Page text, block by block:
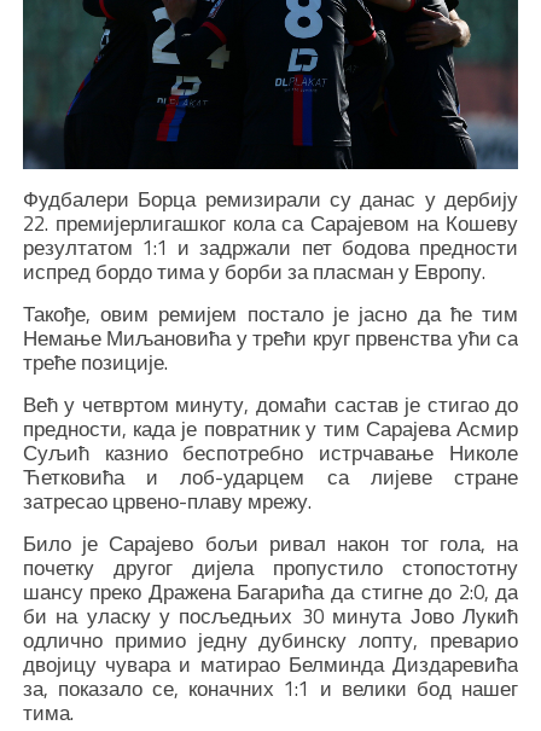
Фудбалери Борца ремизирали су данас у дербију
22. премијерлигашког кола са Сарајевом на Кошеву
резултатом 1:1 и задржали пет бодова предности
испред бордо тима у борби за пласман у Европу.
Такође, овим ремијем постало је јасно да ће тим
Немање Миљановића у трећи круг првенства ући са
треће позиције.
Већ у четвртом минуту, домаћи састав је стигао до
предности, када је повратник у тим Сарајева Асмир
Суљић казнио беспотребно истрчавање Николе
Ћетковића и лоб-ударцем са лијеве стране
затресао црвено-плаву мрежу.
Било је Сарајево бољи ривал након тог гола, на
почетку другог дијела пропустило стопостотну
шансу преко Дражена Багарића да стигне до 2:0, да
би на уласку у посљедњих 30 минута Јово Лукић
одлично примио једну дубинску лопту, преварио
двојицу чувара и матирао Белминда Диздаревића
за, показало се, коначних 1:1 и велики бод нашег
тима.